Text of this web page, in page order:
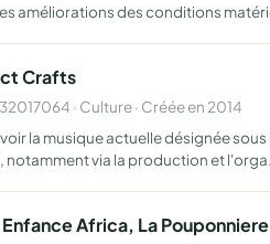
améliorations des conditions
Crafts
· Culture · Créée en 2014
la musique actuelle désignée
notamment via la production et
Africa, La Pouponniere